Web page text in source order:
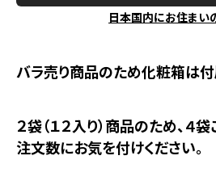
日本国内にお住まい
バラ売り商品のため化粧箱は付
２袋（１２入り）商品のため、４
注文数にお気を付けください。